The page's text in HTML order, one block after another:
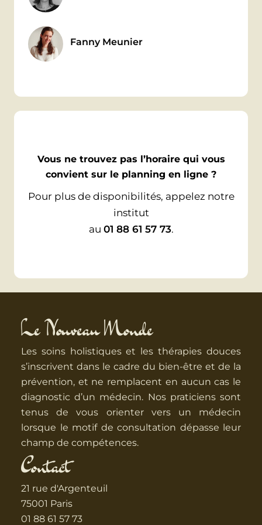
pathologies graves
de grossesse (3 premiers mois)
Fanny Meunier
Vous ne trouvez pas l’horaire qui vous
convient sur le planning en ligne ?
Pour plus de disponibilités, appelez notre
institut
au 01 88 61 57 73.
Le Nouveau Monde
Les soins holistiques et les thérapies douces
s’inscrivent dans le cadre du bien-être et de la
prévention, et ne remplacent en aucun cas le
diagnostic d’un médecin. Nos praticiens sont
tenus de vous orienter vers un médecin
lorsque le motif de consultation dépasse leur
champ de compétences.
Contact
21 rue d'Argenteuil
75001 Paris
01 88 61 57 73